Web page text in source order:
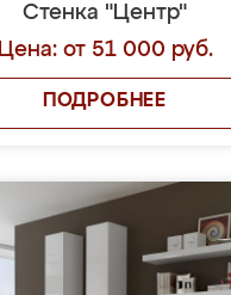
Стенка "Центр"
Цена: от 51 000 руб.
ПОДРОБНЕЕ